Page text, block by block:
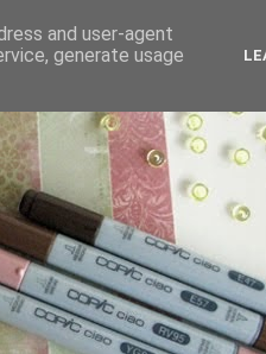
and user-agent
generate usage